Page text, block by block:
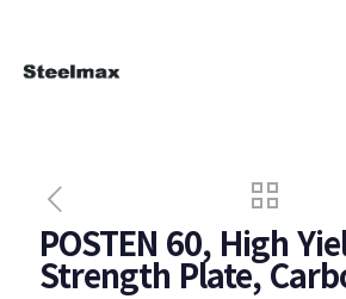
POSTEN 60, High
Strength Plate,